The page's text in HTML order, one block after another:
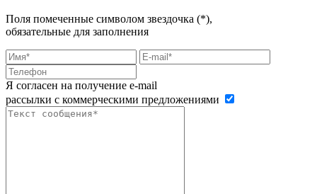
Поля помеченные символом звездочка (*),
обязательные для заполнения
Я согласен на получение e-mail
рассылки с коммерческими предложениями